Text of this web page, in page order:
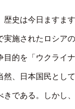
歴史は今日ますま
実施されたロシア
目的を「ウクライ
然、日本国民とし
きである。しかし